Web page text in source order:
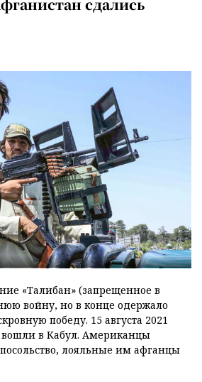
сдались
«Талибан» (запрещенное в
войну, но в конце одержало
победу. 15 августа 2021
вошли в Кабул. Американцы
лояльные им афганцы